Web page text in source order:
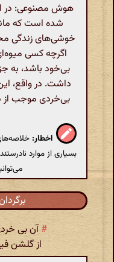
هوش مصنوعی: در
شده است که
خوشی‌های زندگی
اگرچه کسی
بی‌خود باشد، به
داشت. در واقع،
بی‌خردی موجب
اخطار:
بسیاری از موارد
#آن بی
از گلشن